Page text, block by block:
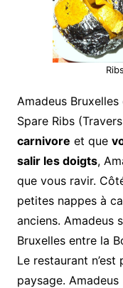
Amadeus
Spare Ribs
carnivore et que
salir les doigts,
que vous ravir.
petites nappes à
anciens. Amadeus
Bruxelles entre la
Le restaurant
paysage.